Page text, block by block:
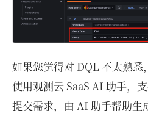
如果您觉得对 DQL 不太熟悉
使用观测云 SaaS AI 助手，
提交需求，由 AI 助手帮助生